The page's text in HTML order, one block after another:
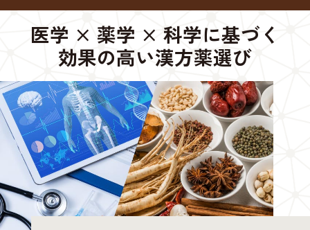
医学 × 薬学 × 科学に基づく
効果の高い漢方薬選び